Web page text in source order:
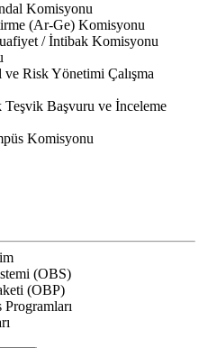
Komisyonu
(Ar-Ge) Komisyonu
/ İntibak Komisyonu
Risk Yönetimi Çalışma
Başvuru ve İnceleme
Komisyonu
(OBS)
(OBP)